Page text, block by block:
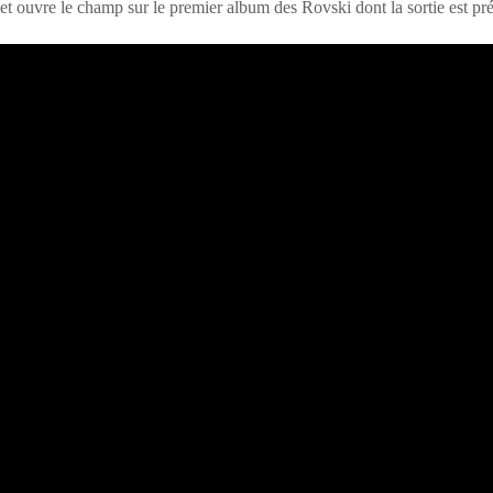
et ouvre le champ sur le premier album des Rovski dont la sortie est